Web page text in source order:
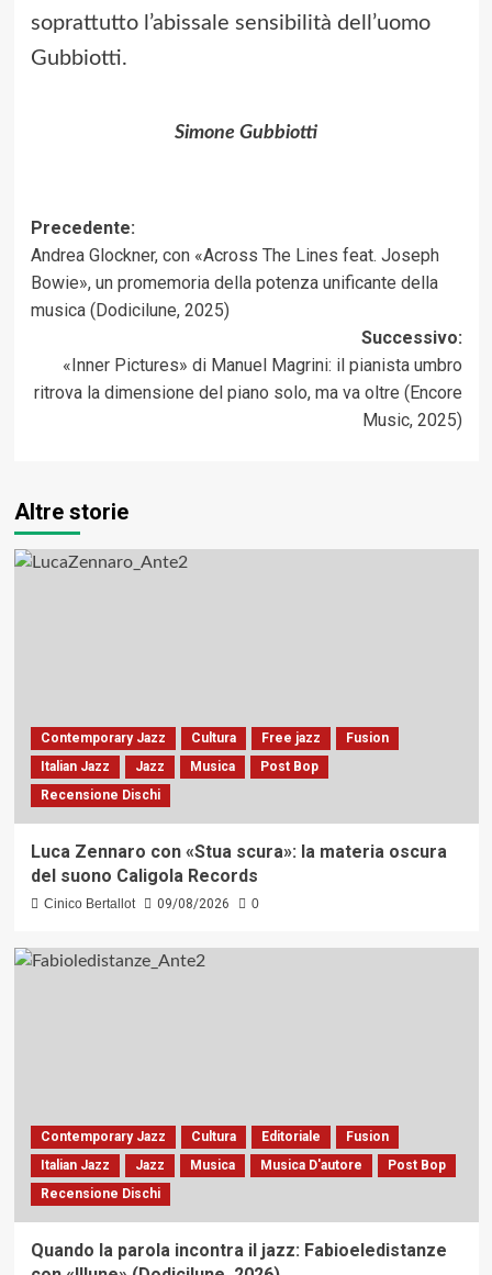
soprattutto l’abissale sensibilità dell’uomo
Gubbiotti.
Simone Gubbiotti
Navigazione
articolo
Precedente:
Andrea Glockner, con «Across The Lines feat. Joseph
Bowie», un promemoria della potenza unificante della
musica (Dodicilune, 2025)
Successivo:
«Inner Pictures» di Manuel Magrini: il pianista umbro
ritrova la dimensione del piano solo, ma va oltre (Encore
Music, 2025)
Altre storie
Contemporary Jazz Cultura Free jazz
Fusion
Italian Jazz
Jazz Musica
Post Bop
Recensione Dischi
Luca Zennaro con «Stua scura»: la materia oscura
del suono Caligola Records
Cinico Bertallot 09/08/2026 0
Contemporary Jazz Cultura Editoriale
Fusion
Italian Jazz
Jazz Musica Musica D'autore
Post Bop
Recensione Dischi
Quando la parola incontra il jazz: Fabioeledistanze